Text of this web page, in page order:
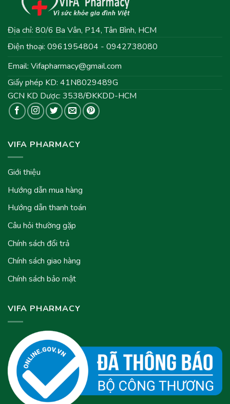
Địa chỉ: 80/6 Ba Vân, P14, Tân Bình, HCM
Điện thoại: 0961954804 - 0942738080
Email: Vifapharmacy@gmail.com
Giấy phép KD: 41N8029489G
GCN KD Dược: 3538/ĐKKDD-HCM
VIFA PHARMACY
Giới thiệu
Hướng dẫn mua hàng
Hướng dẫn thanh toán
Câu hỏi thường gặp
Chính sách đổi trả
Chính sách giao hàng
Chính sách bảo mật
VIFA PHARMACY